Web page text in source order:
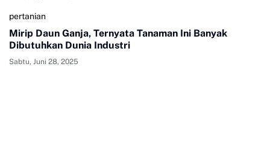
pertanian
Mirip Daun Ganja, Ternyata Tanaman Ini Banyak
Dibutuhkan Dunia Industri
Sabtu, Juni 28, 2025